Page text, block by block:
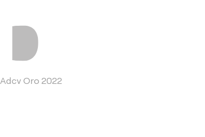
Adcv Oro 2022